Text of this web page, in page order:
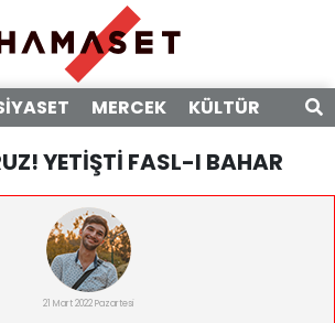
MERCEK KÜLTÜR
YETİŞTİ FASL-I BAHAR
21 Mart 2022 Pazartesi